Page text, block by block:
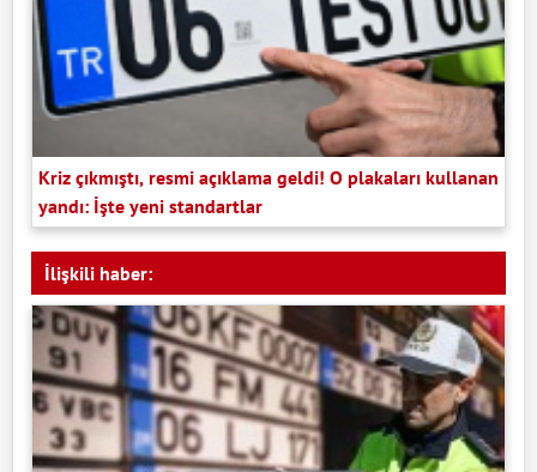
Kriz çıkmıştı, resmi açıklama geldi! O plakaları kullanan
yandı: İşte yeni standartlar
İlişkili haber: